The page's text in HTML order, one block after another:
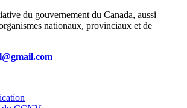
du gouvernement du Canada, aussi
nationaux, provinciaux et de